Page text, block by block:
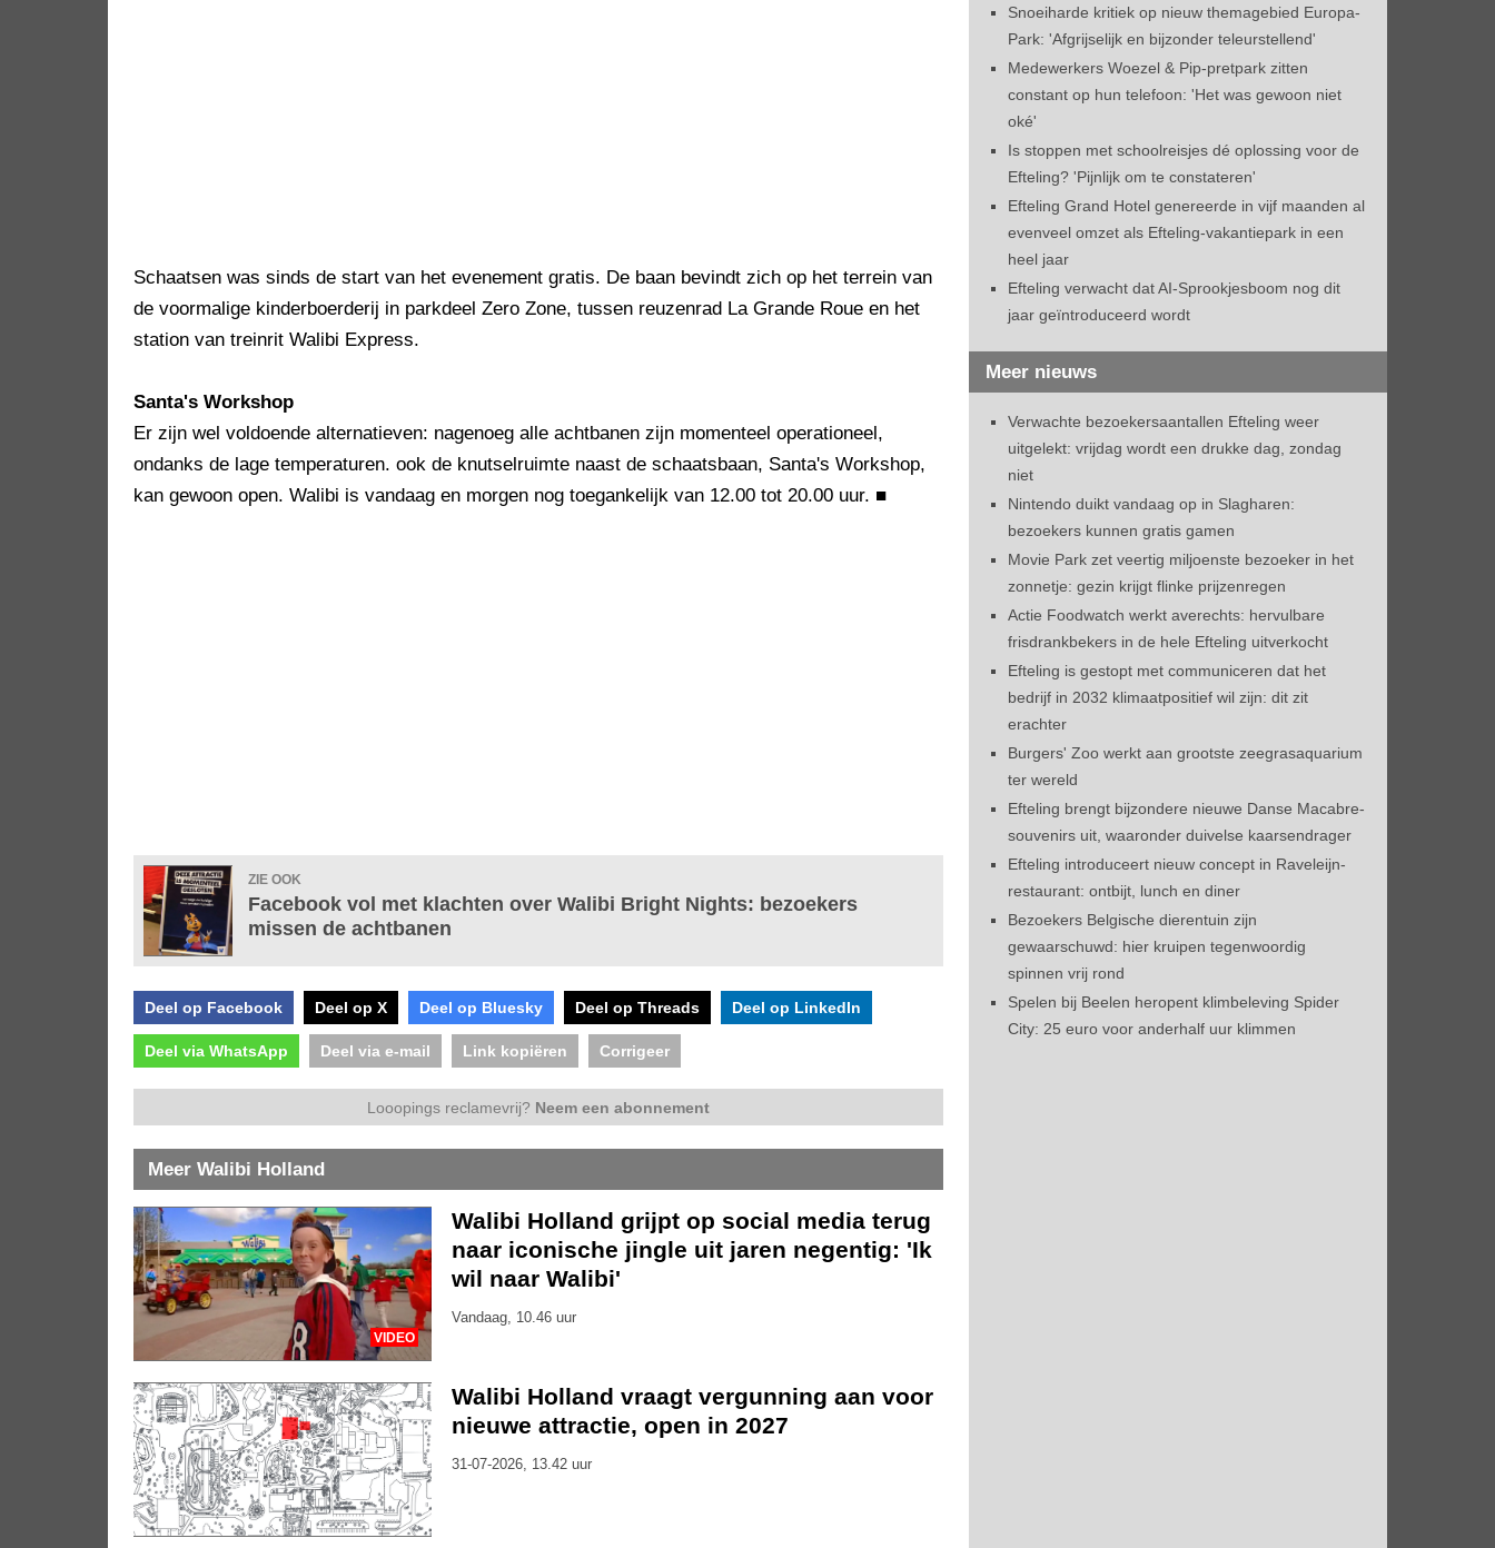
Schaatsen was sinds de start van het evenement gratis. De baan bevindt zich op het terrein van
de voormalige kinderboerderij in parkdeel Zero Zone, tussen reuzenrad La Grande Roue en het
station van treinrit Walibi Express.
Santa's Workshop
Er zijn wel voldoende alternatieven: nagenoeg alle achtbanen zijn momenteel operationeel,
ondanks de lage temperaturen. ook de knutselruimte naast de schaatsbaan, Santa's Workshop,
kan gewoon open. Walibi is vandaag en morgen nog toegankelijk van 12.00 tot 20.00 uur. ■
ZIE OOK
Facebook vol met klachten over Walibi Bright Nights: bezoekers
missen de achtbanen
Deel op Facebook Deel op X Deel op Bluesky Deel op Threads Deel op LinkedIn
Deel via WhatsApp Deel via e-mail Link kopiëren Corrigeer
Looopings reclamevrij? Neem een abonnement
Meer Walibi Holland
VIDEO
Walibi Holland grijpt op social media terug
naar iconische jingle uit jaren negentig: 'Ik
wil naar Walibi'
Vandaag, 10.46 uur
Walibi Holland vraagt vergunning aan voor
nieuwe attractie, open in 2027
31-07-2026, 13.42 uur
Snoeiharde kritiek op nieuw themagebied Europa-
Park: 'Afgrijselijk en bijzonder teleurstellend'
Medewerkers Woezel & Pip-pretpark zitten
constant op hun telefoon: 'Het was gewoon niet
oké'
Is stoppen met schoolreisjes dé oplossing voor de
Efteling? 'Pijnlijk om te constateren'
Efteling Grand Hotel genereerde in vijf maanden al
evenveel omzet als Efteling-vakantiepark in een
heel jaar
Efteling verwacht dat AI-Sprookjesboom nog dit
jaar geïntroduceerd wordt
Meer nieuws
Verwachte bezoekersaantallen Efteling weer
uitgelekt: vrijdag wordt een drukke dag, zondag
niet
Nintendo duikt vandaag op in Slagharen:
bezoekers kunnen gratis gamen
Movie Park zet veertig miljoenste bezoeker in het
zonnetje: gezin krijgt flinke prijzenregen
Actie Foodwatch werkt averechts: hervulbare
frisdrankbekers in de hele Efteling uitverkocht
Efteling is gestopt met communiceren dat het
bedrijf in 2032 klimaatpositief wil zijn: dit zit
erachter
Burgers' Zoo werkt aan grootste zeegrasaquarium
ter wereld
Efteling brengt bijzondere nieuwe Danse Macabre-
souvenirs uit, waaronder duivelse kaarsendrager
Efteling introduceert nieuw concept in Raveleijn-
restaurant: ontbijt, lunch en diner
Bezoekers Belgische dierentuin zijn
gewaarschuwd: hier kruipen tegenwoordig
spinnen vrij rond
Spelen bij Beelen heropent klimbeleving Spider
City: 25 euro voor anderhalf uur klimmen